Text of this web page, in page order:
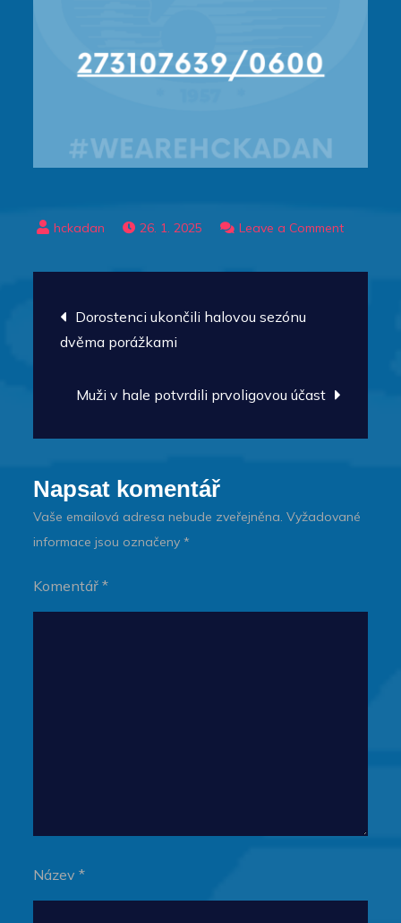
26. 1. 2025 Leave a Commenton
bankovní
Navigace
pro
příspěvek
Dorostenci ukončili halovou sezónu
dvěma porážkami
Muži v hale potvrdili prvoligovou účast
Napsat komentář
Vaše emailová adresa nebude zveřejněna. Vyžadované
informace jsou označeny*
Komentář*
Název*